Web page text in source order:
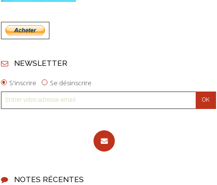
NEWSLETTER
S'inscrire Se désinscrire
NOTES RÉCENTES